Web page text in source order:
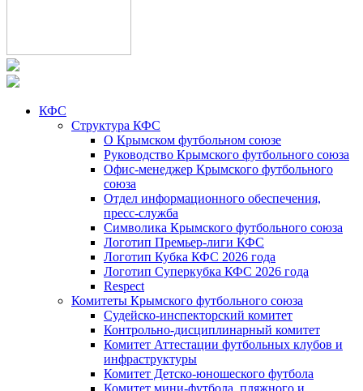
КФС
Структура КФС
О Крымском футбольном союзе
Руководство Крымского футбольного союза
Офис-менеджер Крымского футбольного
союза
Отдел информационного обеспечения,
пресс-служба
Символика Крымского футбольного союза
Логотип Премьер-лиги КФС
Логотип Кубка КФС 2026 года
Логотип Суперкубка КФС 2026 года
Respect
Комитеты Крымского футбольного союза
Судейско-инспекторский комитет
Контрольно-дисциплинарный комитет
Комитет Аттестации футбольных клубов и
инфраструктуры
Комитет Детско-юношеского футбола
Комитет мини-футбола, пляжного и